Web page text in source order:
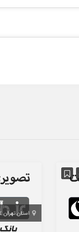
استان تهران